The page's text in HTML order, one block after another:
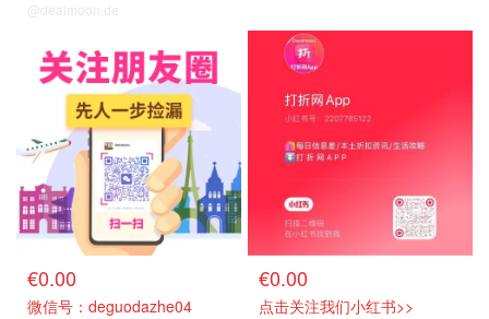
@dealmoon.de
关注我们~
€0.00
微信号：deguodazhe04
关注我们~
€0.00
点击关注我们小红书>>